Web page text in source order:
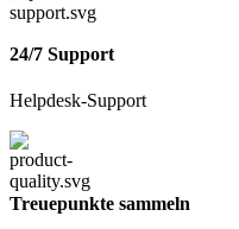
24/7 Support
Helpdesk-Support
Treuepunkte sammeln